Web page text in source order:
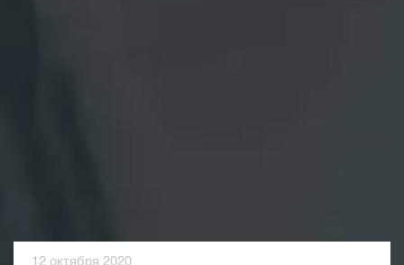
12 октября 2020